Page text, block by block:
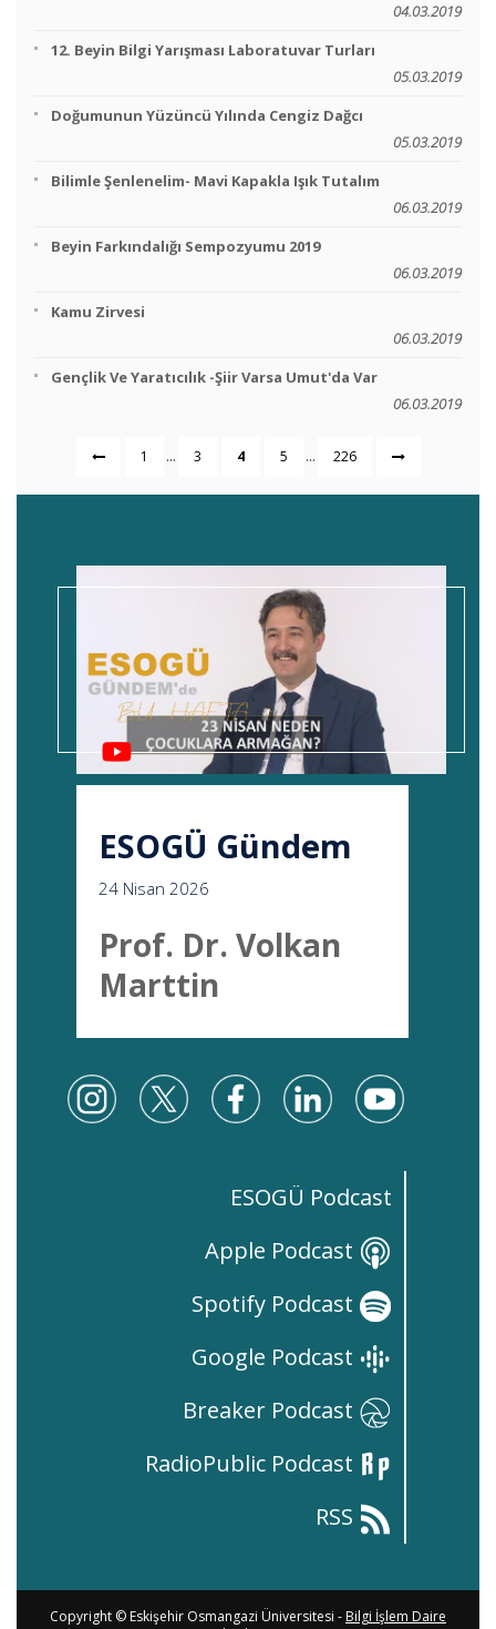
04.03.2019
12. Beyin Bilgi Yarışması Laboratuvar Turları
05.03.2019
Doğumunun Yüzüncü Yılında Cengiz Dağcı
05.03.2019
Bilimle Şenlenelim- Mavi Kapakla Işık Tutalım
06.03.2019
Beyin Farkındalığı Sempozyumu 2019
06.03.2019
Kamu Zirvesi
06.03.2019
Gençlik Ve Yaratıcılık -Şiir Varsa Umut'da Var
06.03.2019
1 ... 3 4 5 ... 226
ESOGÜ Gündem
24 Nisan 2026
Prof. Dr. Volkan
Marttin
ESOGÜ Podcast
Apple Podcast
Spotify Podcast
Google Podcast
Breaker Podcast
RadioPublic Podcast
RSS
Copyright © Eskişehir Osmangazi Üniversitesi - Bilgi İşlem Daire